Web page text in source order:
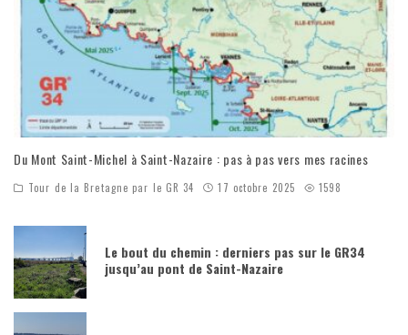
Du Mont Saint-Michel à Saint-Nazaire : pas à pas vers mes racines
Tour de la Bretagne par le GR 34 17 octobre 2025 1598
Le bout du chemin : derniers pas sur le GR34
jusqu’au pont de Saint-Nazaire